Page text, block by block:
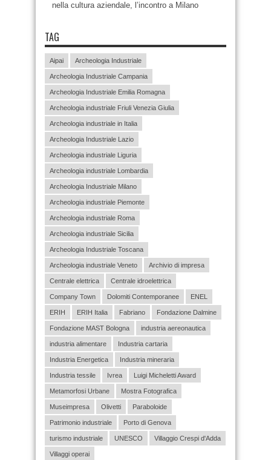
nella cultura aziendale, l’incontro a Milano
TAG
Aipai Archeologia Industriale
Archeologia Industriale Campania
Archeologia Industriale Emilia Romagna
Archeologia industriale Friuli Venezia Giulia
Archeologia industriale in Italia
Archeologia Industriale Lazio
Archeologia industriale Liguria
Archeologia industriale Lombardia
Archeologia Industriale Milano
Archeologia industriale Piemonte
Archeologia industriale Roma
Archeologia industriale Sicilia
Archeologia Industriale Toscana
Archeologia industriale Veneto Archivio di impresa
Centrale elettrica Centrale idroelettrica
Company Town Dolomiti Contemporanee ENEL
ERIH ERIH Italia Fabriano Fondazione Dalmine
Fondazione MAST Bologna industria aereonautica
industria alimentare Industria cartaria
Industria Energetica Industria mineraria
Industria tessile Ivrea Luigi Micheletti Award
Metamorfosi Urbane Mostra Fotografica
Museimpresa Olivetti Paraboloide
Patrimonio industriale Porto di Genova
turismo industriale UNESCO Villaggio Crespi d'Adda
Villaggi operai